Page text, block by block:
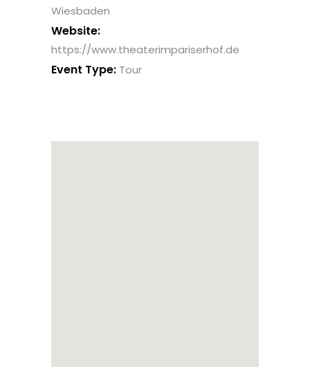
Wiesbaden
Website:
https://www.theaterimpariserhof.de
Event Type: Tour